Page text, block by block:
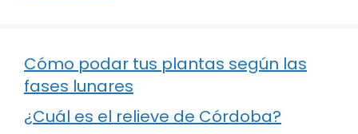
Cómo podar tus plantas según las
fases lunares
¿Cuál es el relieve de Córdoba?